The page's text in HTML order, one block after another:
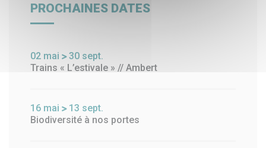
PROCHAINES DATES
02 mai 30 sept.
Trains « L’estivale » // Ambert
16 mai 13 sept.
Biodiversité à nos portes